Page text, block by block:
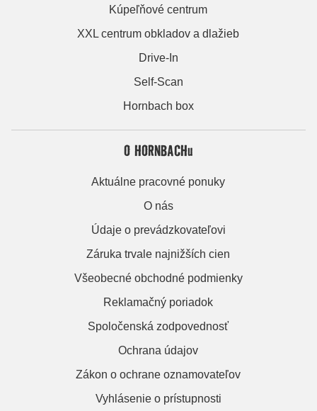
Kúpeľňové centrum
XXL centrum obkladov a dlažieb
Drive-In
Self-Scan
Hornbach box
O HORNBACHu
Aktuálne pracovné ponuky
O nás
Údaje o prevádzkovateľovi
Záruka trvale najnižších cien
Všeobecné obchodné podmienky
Reklamačný poriadok
Spoločenská zodpovednosť
Ochrana údajov
Zákon o ochrane oznamovateľov
Vyhlásenie o prístupnosti